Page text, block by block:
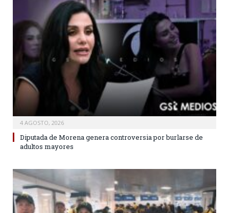
4 AGOSTO, 2026
Diputada de Morena genera controversia por burlarse de
adultos mayores